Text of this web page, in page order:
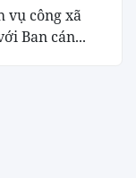
vụ công xã
Ban cán...